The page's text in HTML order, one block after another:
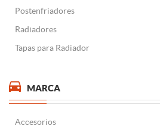
Postenfriadores
Radiadores
Tapas para Radiador
MARCA
Accesorios